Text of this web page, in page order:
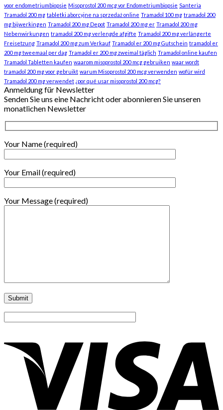
voor endometriumbiopsie Misoprostol 200 mcg vor Endometriumbiopsie Santeria
Tramadol 200 mg tabletki aborcyjne na sprzedaż online Tramadol 100 mg tramadol 200
mg bijwerkingen Tramadol 200 mg Depot Tramadol 200 mg er Tramadol 200 mg
Nebenwirkungen tramadol 200 mg verlengde afgifte Tramadol 200 mg verlängerte
Freisetzung Tramadol 200 mg zum Verkauf Tramadol er 200 mg Gutschein tramadol er
200 mg tweemaal per dag Tramadol er 200 mg zweimal täglich Tramadol online kaufen
Tramadol Tabletten kaufen waarom misoprostol 200 mcg gebruiken waar wordt
tramadol 200 mg voor gebruikt warum Misoprostol 200 mcg verwenden wofür wird
Tramadol 200 mg verwendet ¿por qué usar misoprostol 200 mcg?
Anmeldung für Newsletter
Senden Sie uns eine Nachricht oder abonnieren Sie unseren
monatlichen Newsletter
Your Name (required)
Your Email (required)
Your Message (required)